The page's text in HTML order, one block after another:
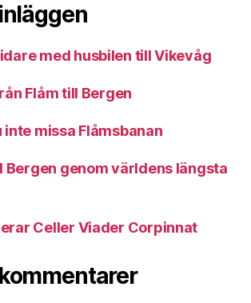
med husbilen till Vikevåg
Flåm till Bergen
inte missa Flåmsbanan
Bergen genom världens längsta
Celler Viader Corpinnat